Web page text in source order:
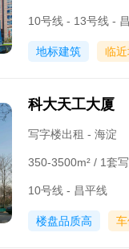
10号线 - 13号线 -
地标建筑 临
科大天工大厦
写字楼出租 - 海淀
350-3500m² / 1套
10号线 - 昌平线
楼盘品质高